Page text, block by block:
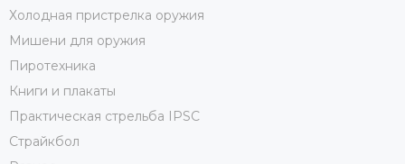
Холодная пристрелка оружия
Мишени для оружия
Пиротехника
Книги и плакаты
Практическая стрельба IPSC
Страйкбол